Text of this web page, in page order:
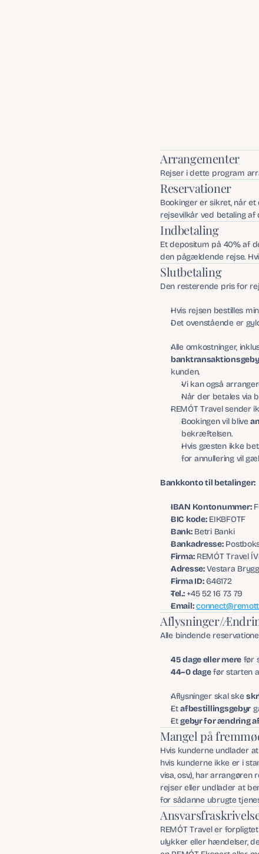
Arrangementer
Rejser i dette program
Reservationer
Bookinger er sikret, når
rejsevilkår ved betaling af
Indbetaling
Et depositum på 40% af
den pågældende rejse.
Slutbetaling
Den resterende pris for
Hvis rejsen bestilles
Det ovenstående er
Alle omkostninger,
kunden.
Vi kan også
Når der betales via
REMÓT Travel sender
Bookingen vil blive
bekræftelsen.
Hvis gæsten ikke
for annullering vil
Bankkonto til betalinger:
IBAN Kontonummer:
BIC kode: EIKBFOTF
Bank: Betri Banki
Bankadresse: Postboks
Firma: REMÓT Travel
Adresse: Vestara
Firma ID: 646172
Tel.: +45 52 16 73 79
Email:
Aflysninger/
Alle bindende
45 dage eller mere før
44–0 dage før starten
Aflysninger skal ske
Et afbestillingsgebyr
Et gebyr for ændring
Mangel på
Hvis kunderne undlader
hvis kunderne ikke er i
visa, osv.), har
rejser eller undlader at
for sådanne ubrugte
REMÓT Travel er
ulykker eller hændelser,